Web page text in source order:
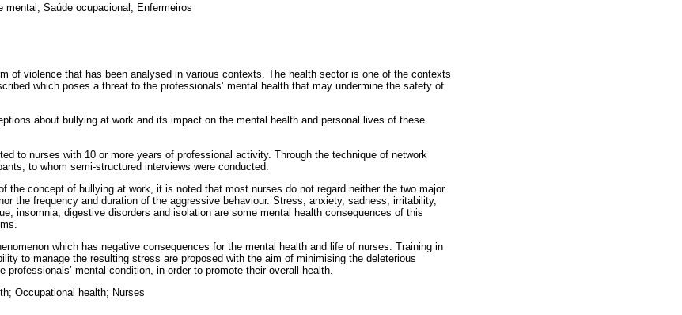
mental; Saúde ocupacional; Enfermeiros
of violence that has been analysed in various contexts. The health sector is one of the contexts
which poses a threat to the professionals’ mental health that may undermine the safety of
about bullying at work and its impact on the mental health and personal lives of these
to nurses with 10 or more years of professional activity. Through the technique of network
to whom semi-structured interviews were conducted.
the concept of bullying at work, it is noted that most nurses do not regard neither the two major
the frequency and duration of the aggressive behaviour. Stress, anxiety, sadness, irritability,
insomnia, digestive disorders and isolation are some mental health consequences of this
which has negative consequences for the mental health and life of nurses. Training in
to manage the resulting stress are proposed with the aim of minimising the deleterious
professionals’ mental condition, in order to promote their overall health.
Occupational health; Nurses